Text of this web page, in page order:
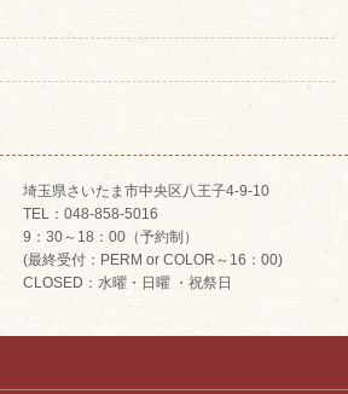
埼玉県さいたま市中央区八王子4-9-10
TEL：048-858-5016
9：30～18：00（予約制）
(最終受付：PERM or COLOR～16：00)
CLOSED：水曜・日曜 ・祝祭日